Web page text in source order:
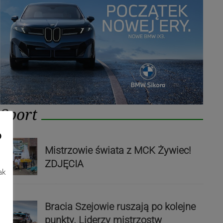
Sport
Mistrzowie świata z MCK Żywiec!
ZDJĘCIA
Bracia Szejowie ruszają po kolejne
punkty. Liderzy mistrzostw